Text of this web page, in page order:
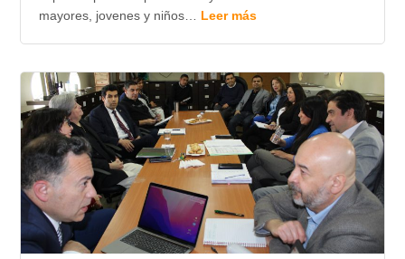
mayores, jovenes y niños… Leer más